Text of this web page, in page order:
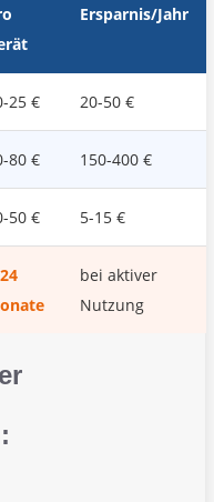
Ersparnis/Jahr
25 € 20-50 €
80 € 150-400 €
50 € 5-15 €
bei aktiver
Nutzung